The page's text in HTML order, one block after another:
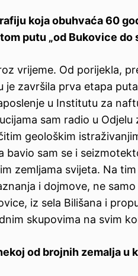
koja obuhvaća 60
putu „od Bukovice do
vrijeme. Od porijekla,
je završila prva etapa
u Institutu za
sam radio u
geološkim
bavio sam se i
zemljama svijeta. Na
i dojmove, ne
iz sela Bilišana i
skupovima na svim
od brojnih zemalja u